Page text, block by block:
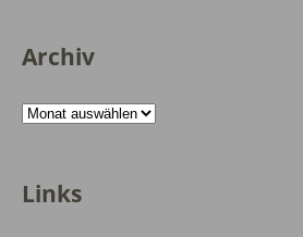
Archiv
Archiv
Links